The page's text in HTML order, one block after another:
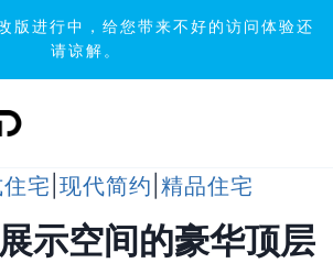
版进行中，给您带来不好的访问体验还
请谅解。
宅 现代简约 精品住宅
示空间的豪华顶层